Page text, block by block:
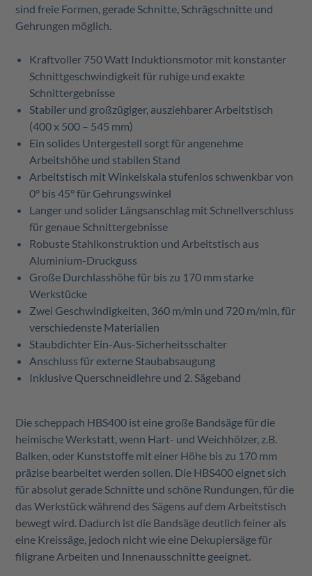
sind freie Formen, gerade Schnitte, Schrägschnitte und
Gehrungen möglich.
Kraftvoller 750 Watt Induktionsmotor mit konstanter
Schnittgeschwindigkeit für ruhige und exakte
Schnittergebnisse
Stabiler und großzügiger, ausziehbarer Arbeitstisch
(400 x 500 – 545 mm)
Ein solides Untergestell sorgt für angenehme
Arbeitshöhe und stabilen Stand
Arbeitstisch mit Winkelskala stufenlos schwenkbar von
0° bis 45° für Gehrungswinkel
Langer und solider Längsanschlag mit Schnellverschluss
für genaue Schnittergebnisse
Robuste Stahlkonstruktion und Arbeitstisch aus
Aluminium-Druckguss
Große Durchlasshöhe für bis zu 170 mm starke
Werkstücke
Zwei Geschwindigkeiten, 360 m/min und 720 m/min, für
verschiedenste Materialien
Staubdichter Ein-Aus-Sicherheitsschalter
Anschluss für externe Staubabsaugung
Inklusive Querschneidlehre und 2. Sägeband
Die scheppach HBS400 ist eine große Bandsäge für die
heimische Werkstatt, wenn Hart- und Weichhölzer, z.B.
Balken, oder Kunststoffe mit einer Höhe bis zu 170 mm
präzise bearbeitet werden sollen. Die HBS400 eignet sich
für absolut gerade Schnitte und schöne Rundungen, für die
das Werkstück während des Sägens auf dem Arbeitstisch
bewegt wird. Dadurch ist die Bandsäge deutlich feiner als
eine Kreissäge, jedoch nicht wie eine Dekupiersäge für
filigrane Arbeiten und Innenausschnitte geeignet.